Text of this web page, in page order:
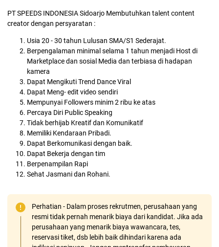
PT SPEEDS INDONESIA Sidoarjo Membutuhkan talent content
creator dengan persyaratan :
Usia 20 - 30 tahun Lulusan SMA/S1 Sederajat.
Berpengalaman minimal selama 1 tahun menjadi Host di
Marketplace dan sosial Media dan terbiasa di hadapan
kamera
Dapat Mengikuti Trend Dance Viral
Dapat Meng- edit video sendiri
Mempunyai Followers minim 2 ribu ke atas
Percaya Diri Public Speaking
Tidak berhijab Kreatif dan Komunikatif
Memiliki Kendaraan Pribadi.
Dapat Berkomunikasi dengan baik.
Dapat Bekerja dengan tim
Berpenampilan Rapi
Sehat Jasmani dan Rohani.
Perhatian - Dalam proses rekrutmen, perusahaan yang
resmi tidak pernah menarik biaya dari kandidat. Jika ada
perusahaan yang menarik biaya wawancara, tes,
reservasi tiket, dsb lebih baik dihindari karena ada